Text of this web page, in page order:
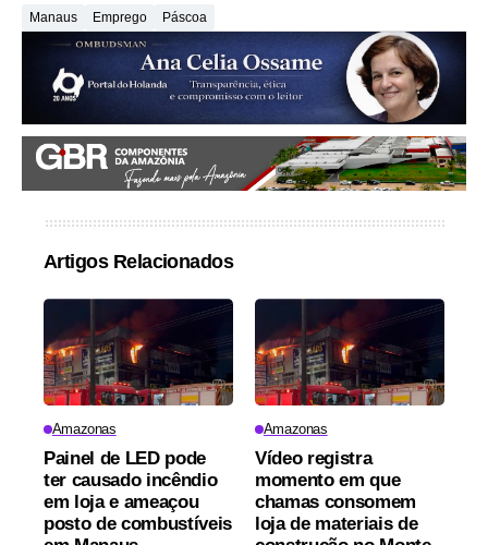
Manaus Emprego Páscoa
Artigos Relacionados
Amazonas
Painel de LED pode
ter causado incêndio
em loja e ameaçou
posto de combustíveis
Amazonas
Vídeo registra
momento em que
chamas consomem
loja de materiais de